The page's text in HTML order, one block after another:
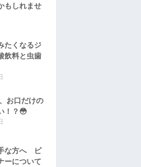
もしれませ
たくなるジ
飲料と虫歯
お口だけの
！？😳
な方へ ビ
ーについて